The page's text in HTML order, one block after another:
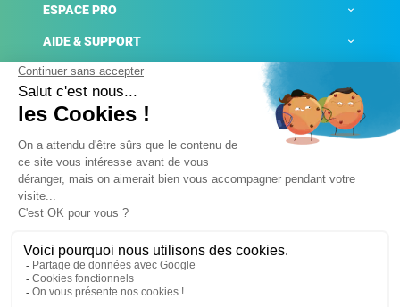
ESPACE PRO
AIDE & SUPPORT
ACTUALITÉS
Mentions légales
Conditions générales de ventes
Plateforme de signalement